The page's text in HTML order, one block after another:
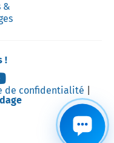
&
!
de confidentialité